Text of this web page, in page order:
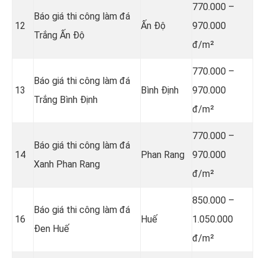
12
Báo giá thi công làm đá
Trắng Ấn Độ
Ấn Độ
770.000 –
970.000
đ/m²
13
Báo giá thi công làm đá
Trắng Bình Định
Bình Định
770.000 –
970.000
đ/m²
14
Báo giá thi công làm đá
Xanh Phan Rang
Phan Rang
770.000 –
970.000
đ/m²
16
Báo giá thi công làm đá
Đen Huế
Huế
850.000 –
1.050.000
đ/m²